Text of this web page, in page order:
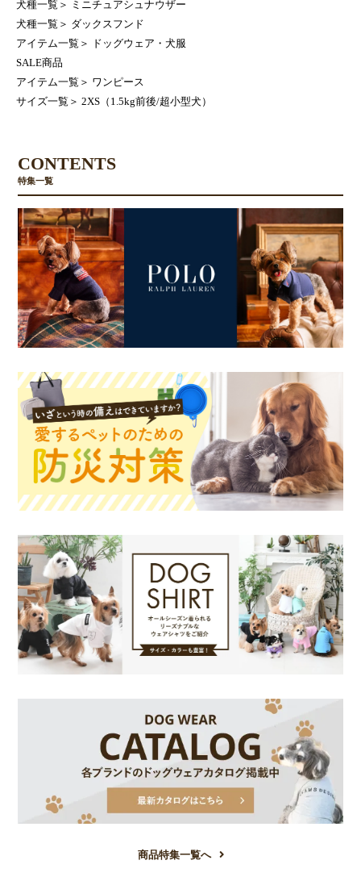
犬種一覧 ＞
ミニチュアシュナウザー
犬種一覧 ＞ ダックスフンド
アイテム一覧 ＞
ドッグウェア・犬服
SALE商品
アイテム一覧 ＞ ワンピース
サイズ一覧 ＞ 2XS（1.5kg前後/超小型犬）
CONTENTS
特集一覧
商品特集一覧へ